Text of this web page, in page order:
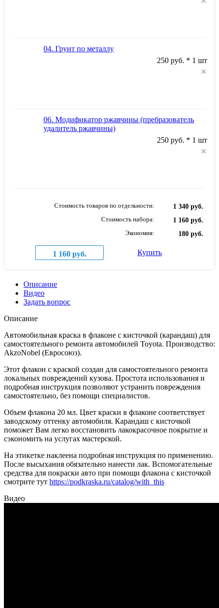
04. Грунт по металлу
250 руб. * 1 шт
06. Модификатор ржавчины (пребразователь
удалитель ржавчины)
250 руб. * 1 шт
Стоимость товаров по отдельности:
1 340 руб.
Стоимость набора:
1 160 руб.
Экономия:
180 руб.
1 160 руб. Купить
Описание
Видео
Задать вопрос
Описание
Автомобильная краска в флаконе с кисточкой (карандаш) для
самостоятельного ремонта автомобилей Toyota. Производство:
AkzoNobel (Евросоюз).
Этот флакон с краской создан для самостоятельного ремонта
локальных повреждений кузова. Простота использования и
подробная инструкция позволяют устранить повреждения
самостоятельно, без помощи специалистов.
Объем флакона 20 мл. Цвет краски в флаконе соответствует
заводскому оттенку автомобиля. Карандаш с кисточкой
поможет Вам легко восстановить лакокрасочное покрытие и
сэкономить на услугах мастерской.
На этикетке наклеена подробная инструкция по применению.
После высыхания обязательно нанести лак. Вспомогательные
средства для покраски авто при помощи флакона с кисточкой
смотрите тут https://podkraska.ru/catalog/with_this
Видео